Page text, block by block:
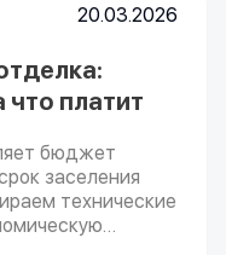
20.03.2026
что платит
бюджет
заселения
технические